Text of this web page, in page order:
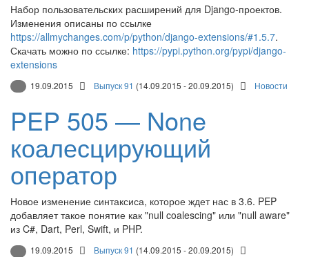
Набор пользовательских расширений для Django-проектов.
Изменения описаны по ссылке
https://allmychanges.com/p/python/django-extensions/#1.5.7.
Скачать можно по ссылке: https://pypi.python.org/pypi/django-
extensions
19.09.2015 Выпуск 91 (14.09.2015 - 20.09.2015) Новости
PEP 505 — None
коалесцирующий
оператор
Новое изменение синтаксиса, которое ждет нас в 3.6. PEP
добавляет такое понятие как "null coalescing" или "null aware"
из C#, Dart, Perl, Swift, и PHP.
19.09.2015 Выпуск 91 (14.09.2015 - 20.09.2015)